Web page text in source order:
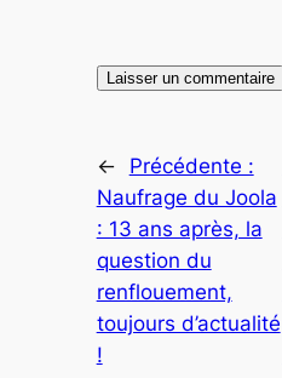
←
Précédente :
Naufrage du Joola
: 13 ans après, la
question du
renflouement,
toujours d’actualité
!